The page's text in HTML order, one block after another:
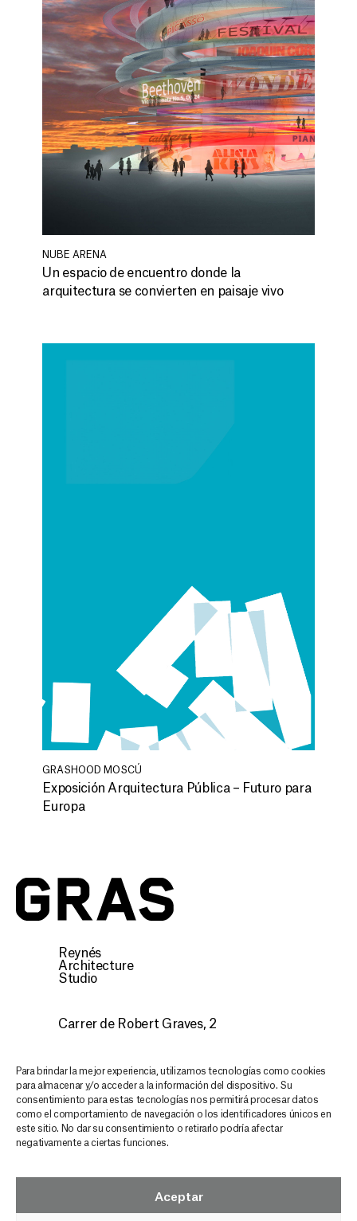
Para brindar la mejor experiencia, utilizamos tecnologías como cookies
para almacenar y/o acceder a la información del dispositivo. Su
consentimiento para estas tecnologías nos permitirá procesar datos
como el comportamiento de navegación o los identificadores únicos en
este sitio. No dar su consentimiento o retirarlo podría afectar
negativamente a ciertas funciones.
Aceptar
NUBE ARENA
Un espacio de encuentro donde la
arquitectura se convierten en paisaje vivo
GRASHOOD MOSCÚ
Exposición Arquitectura Pública – Futuro para
Europa
Reynés
Architecture
Studio
Carrer de Robert Graves, 2
CONTACTO
Descubre nuestra arquitectura,
mantente inspirado y actualizado en
cada email
GRAS NEWSLETTER